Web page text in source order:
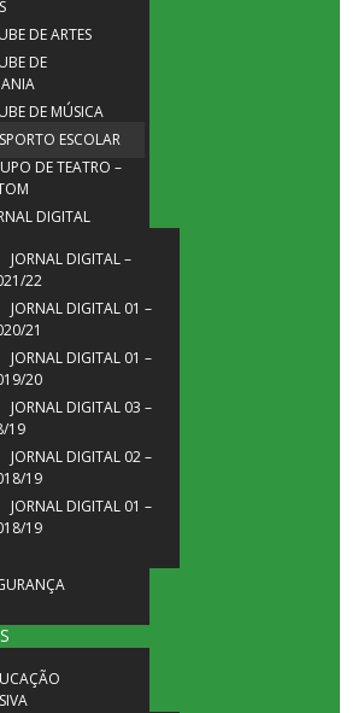
DE ARTES
DE
DE MÚSICA
ESCOLAR
DE TEATRO –
DIGITAL
JORNAL DIGITAL –
22
JORNAL DIGITAL 01 –
21
JORNAL DIGITAL 01 –
20
JORNAL DIGITAL 03 –
19
JORNAL DIGITAL 02 –
19
JORNAL DIGITAL 01 –
19